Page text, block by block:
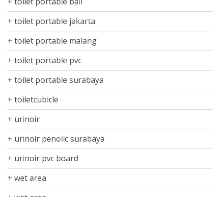
toilet portable jakarta
toilet portable malang
toilet portable pvc
toilet portable surabaya
toiletcubicle
urinoir
urinoir penolic surabaya
urinoir pvc board
wet area